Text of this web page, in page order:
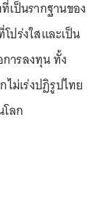
เป็นรากฐานของ
ปร่งใสและเป็น
ารลงทุน ทั้ง
ม่เร่งปฏิรูปไทย
ลก